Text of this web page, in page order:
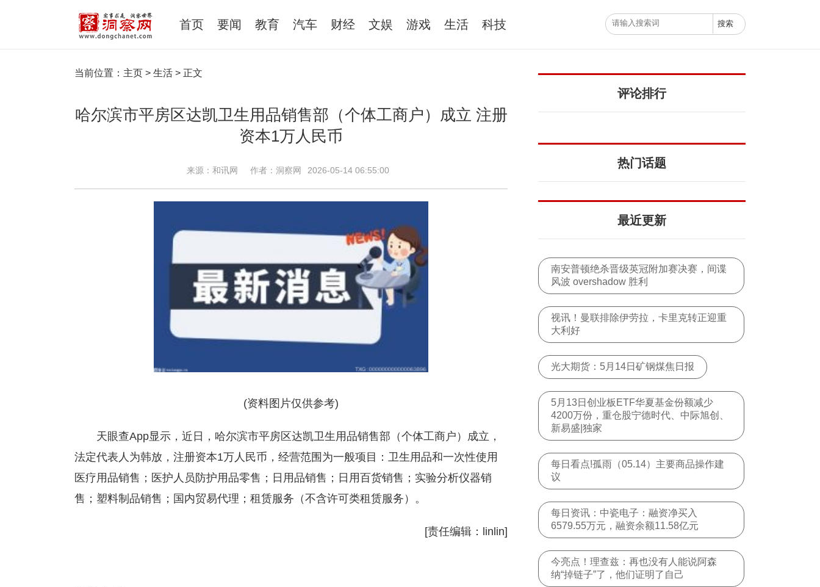
首页 要闻 教育 汽车 财经 文娱 游戏 生活 科技
当前位置： 主页 > 生活 > 正文
哈尔滨市平房区达凯卫生用品销售部（个体工商户）成立 注册
资本1万人民币
来源：和讯网 作者：洞察网 2026-05-14 06:55:00
(资料图片仅供参考)
天眼查App显示，近日，哈尔滨市平房区达凯卫生用品销售部（个体工商户）成立，
法定代表人为韩放，注册资本1万人民币，经营范围为一般项目：卫生用品和一次性使用
医疗用品销售；医护人员防护用品零售；日用品销售；日用百货销售；实验分析仪器销
售；塑料制品销售；国内贸易代理；租赁服务（不含许可类租赁服务）。
[责任编辑：linlin]
评论排行
热门话题
最近更新
南安普顿绝杀晋级英冠附加赛决赛，间谍
风波 overshadow 胜利
视讯！曼联排除伊劳拉，卡里克转正迎重
大利好
光大期货：5月14日矿钢煤焦日报
5月13日创业板ETF华夏基金份额减少
4200万份，重仓股宁德时代、中际旭创、
新易盛|独家
每日看点!孤雨（05.14）主要商品操作建
议
每日资讯：中瓷电子：融资净买入
6579.55万元，融资余额11.58亿元
今亮点！理查兹：再也没有人能说阿森
纳“掉链子”了，他们证明了自己